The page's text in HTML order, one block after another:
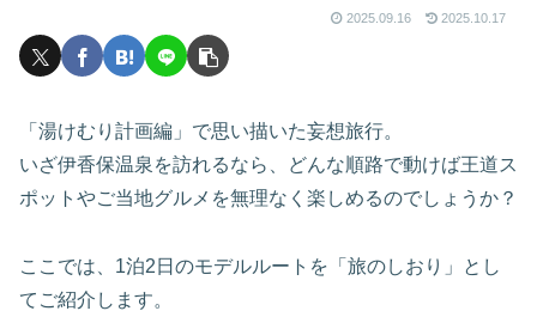
2025.09.16 2025.10.17
「湯けむり計画編」で思い描いた妄想旅行。
いざ伊香保温泉を訪れるなら、どんな順路で動けば王道ス
ポットやご当地グルメを無理なく楽しめるのでしょうか？
ここでは、1泊2日のモデルルートを「旅のしおり」とし
てご紹介します。